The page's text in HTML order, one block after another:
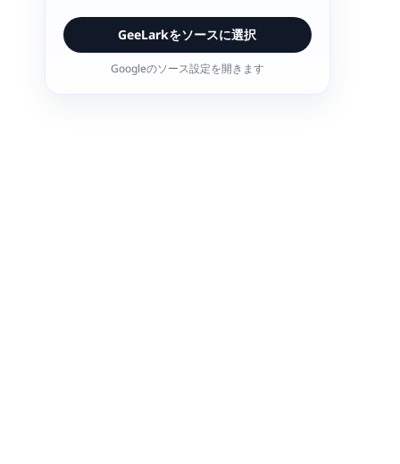
GeeLarkをソースに選択
Googleのソース設定を開きます